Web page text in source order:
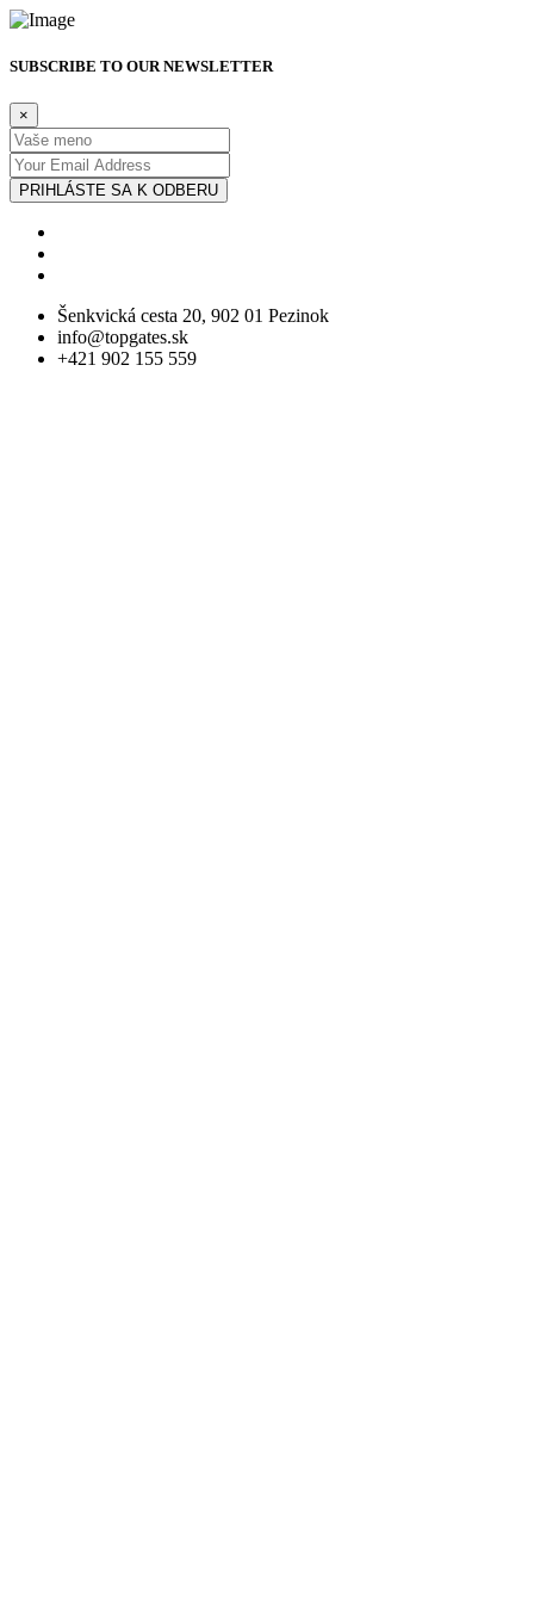
SUBSCRIBE TO OUR NEWSLETTER
×
PRIHLÁSTE SA K ODBERU
Šenkvická cesta 20, 902 01 Pezinok
info@topgates.sk
+421 902 155 559